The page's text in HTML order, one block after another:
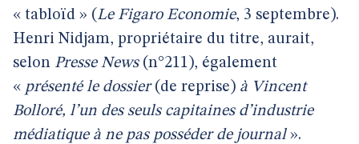
« tabloïd » (Le Figaro Economie, 3 septembre).
Henri Nidjam, propriétaire du titre, aurait,
selon Presse News(n°211), également
« présenté le dossier(de reprise) à Vincent
Bolloré, l’un des seuls capitaines d’industrie
médiatique à ne pas posséder de journal».